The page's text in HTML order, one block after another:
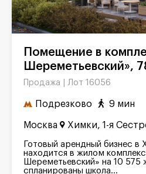
Шереметьевский»,
Продажа | Лот 16056
Подрезково 9 мин
Москва Химки, 1-я
Готовый арендный бизнес в
находится в жилом
Шереметьевский» на 10 575
спланированы школа...